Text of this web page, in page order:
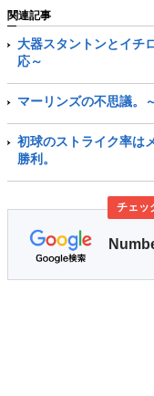
関連記事
大器スタントンとイチ
応～
マーリンズの不思議。
初球のストライク率は
勝利。
チェッ